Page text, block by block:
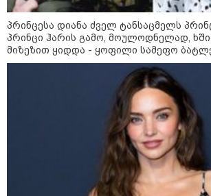
"ბავშვობიდან
ფანატიკურად
მარტინ
ენასა და
შეყვარებული
23:15 / 07-08-2026
ამოუცნობი
მოვლენები -
ადმინისტრაციამ
ფაილების
გამოაქვეყნა
22:30 / 07-08-2026
პრინცესა დიანა ძველ ტანსაცმელს
პრინცი ჰარის გამო, მოულოდნელად,
მიზეზით ყიდდა - ყოფილი სამეფო
საკუთარ წიგნში საუბრობს